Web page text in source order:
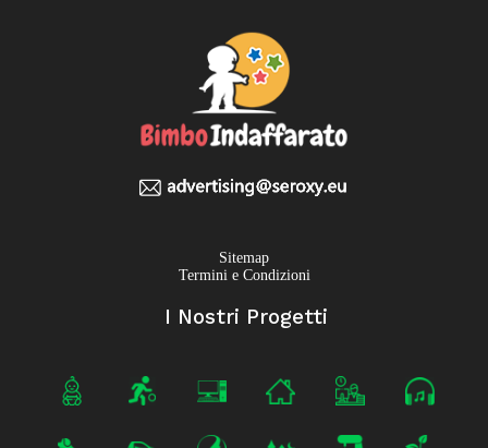
Sitemap
Termini e Condizioni
I Nostri Progetti